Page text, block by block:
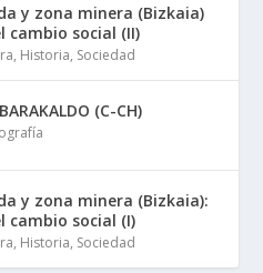
y zona minera (Bizkaia)
cambio social (II)
, Historia, Sociedad
(C-CH)
y zona minera (Bizkaia):
cambio social (I)
, Historia, Sociedad